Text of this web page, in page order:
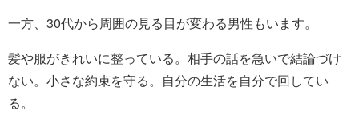
一方、30代から周囲の見る目が変わる男性もいます。
髪や服がきれいに整っている。相手の話を急いで結論づけ
ない。小さな約束を守る。自分の生活を自分で回してい
る。